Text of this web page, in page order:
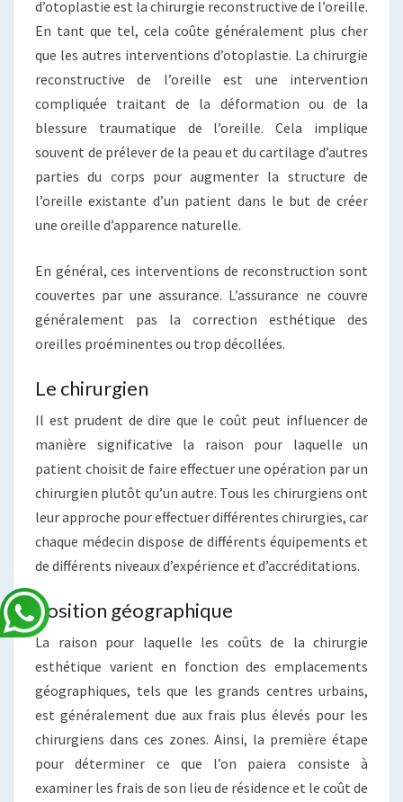
d’otoplastie est la chirurgie reconstructive de l’oreille.
En tant que tel, cela coûte généralement plus cher
que les autres interventions d’otoplastie. La chirurgie
reconstructive de l’oreille est une intervention
compliquée traitant de la déformation ou de la
blessure traumatique de l’oreille. Cela implique
souvent de prélever de la peau et du cartilage d’autres
parties du corps pour augmenter la structure de
l’oreille existante d’un patient dans le but de créer
une oreille d’apparence naturelle.
En général, ces interventions de reconstruction sont
couvertes par une assurance. L’assurance ne couvre
généralement pas la correction esthétique des
oreilles proéminentes ou trop décollées.
Le chirurgien
Il est prudent de dire que le coût peut influencer de
manière significative la raison pour laquelle un
patient choisit de faire effectuer une opération par un
chirurgien plutôt qu’un autre. Tous les chirurgiens ont
leur approche pour effectuer différentes chirurgies, car
chaque médecin dispose de différents équipements et
de différents niveaux d’expérience et d’accréditations.
Position géographique
La raison pour laquelle les coûts de la chirurgie
esthétique varient en fonction des emplacements
géographiques, tels que les grands centres urbains,
est généralement due aux frais plus élevés pour les
chirurgiens dans ces zones. Ainsi, la première étape
pour déterminer ce que l’on paiera consiste à
examiner les frais de son lieu de résidence et le coût de